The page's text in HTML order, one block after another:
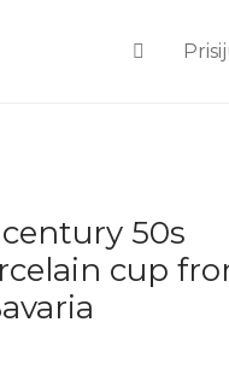
50s
cup